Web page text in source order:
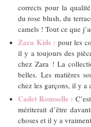
corrects pour la
du rose blush, du
camels ! Tout ce que
Zara Kids : pour les
il y a toujours des
chez Zara ! La
belles. Les matières
chez les garçons, il y a
Cadet Rousselle :
mériterait d’être
choses et il y a